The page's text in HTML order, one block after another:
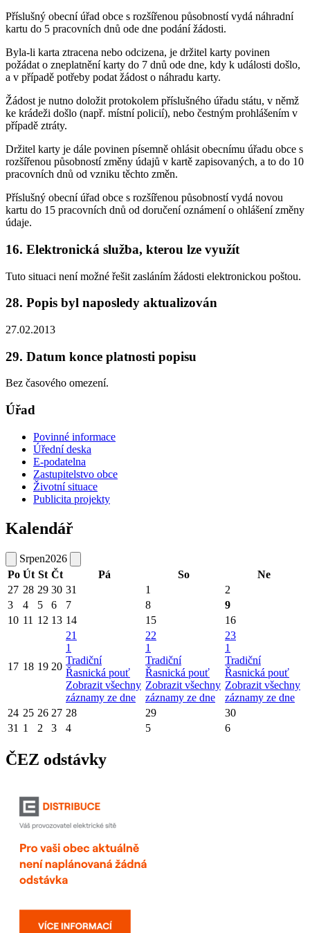
Příslušný obecní úřad obce s rozšířenou působností vydá náhradní
kartu do 5 pracovních dnů ode dne podání žádosti.
Byla-li karta ztracena nebo odcizena, je držitel karty povinen
požádat o zneplatnění karty do 7 dnů ode dne, kdy k události došlo,
a v případě potřeby podat žádost o náhradu karty.
Žádost je nutno doložit protokolem příslušného úřadu státu, v němž
ke krádeži došlo (např. místní policií), nebo čestným prohlášením v
případě ztráty.
Držitel karty je dále povinen písemně ohlásit obecnímu úřadu obce s
rozšířenou působností změny údajů v kartě zapisovaných, a to do 10
pracovních dnů od vzniku těchto změn.
Příslušný obecní úřad obce s rozšířenou působností vydá novou
kartu do 15 pracovních dnů od doručení oznámení o ohlášení změny
údaje.
16. Elektronická služba, kterou lze využít
Tuto situaci není možné řešit zasláním žádosti elektronickou poštou.
28. Popis byl naposledy aktualizován
27.02.2013
29. Datum konce platnosti popisu
Bez časového omezení.
Úřad
Povinné informace
Úřední deska
E-podatelna
Zastupitelstvo obce
Životní situace
Publicita projekty
Kalendář
Srpen2026
Po Út St Čt Pá So
Ne
27 28 29 30 31 1
2
3
4 5 6 7 8
9
10 11 12 13 14 15 16
17 18 19 20
21
1
Tradiční
Řasnická pouť
Zobrazit všechny
záznamy ze dne
22
1
Tradiční
Řasnická pouť
Zobrazit všechny
záznamy ze dne
23
1
Tradiční
Řasnická pouť
Zobrazit všechny
záznamy ze dne
24 25 26 27 28 29
30
31 1 2 3 4 5 6
ČEZ odstávky